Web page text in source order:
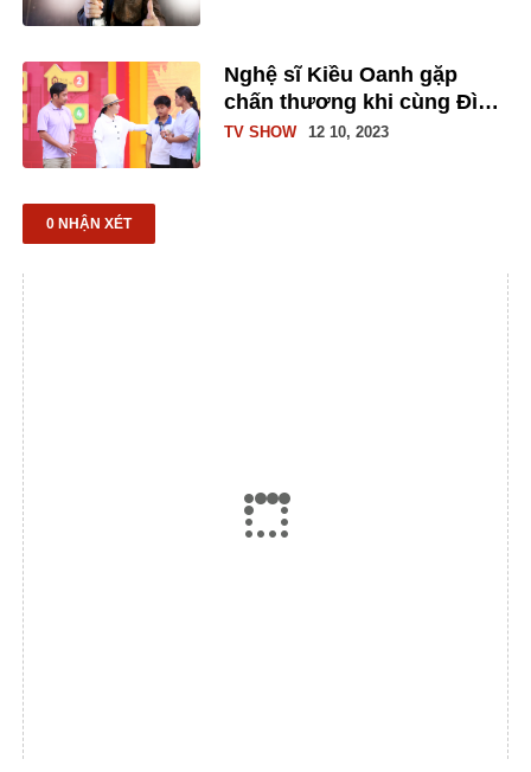
Nghệ sĩ Kiều Oanh gặp
chấn thương khi cùng Đình
Hiếu thực hiện thử thách
TV SHOW 12 10, 2023
0 NHẬN XÉT